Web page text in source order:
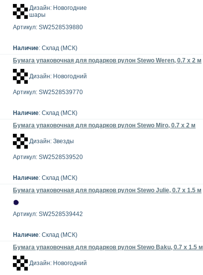
Дизайн: Новогодние
шары
Артикул: SW2528539880
Наличие: Склад (МСК)
Бумага упаковочная для подарков рулон Stewo Weren, 0.7 x 2 м
Дизайн: Новогодний
Артикул: SW2528539770
Наличие: Склад (МСК)
Бумага упаковочная для подарков рулон Stewo Miro, 0.7 x 2 м
Дизайн: Звезды
Артикул: SW2528539520
Наличие: Склад (МСК)
Бумага упаковочная для подарков рулон Stewo Julie, 0.7 x 1.5 м
Артикул: SW2528539442
Наличие: Склад (МСК)
Бумага упаковочная для подарков рулон Stewo Baku, 0.7 x 1.5 м
Дизайн: Новогодний